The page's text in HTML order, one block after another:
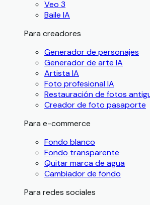
Veo 3
Baile IA
Para creadores
Generador de personajes
Generador de arte IA
Artista IA
Foto profesional IA
Restauración de fotos
Creador de foto pasaporte
Para e-commerce
Fondo blanco
Fondo transparente
Quitar marca de agua
Cambiador de fondo
Para redes sociales